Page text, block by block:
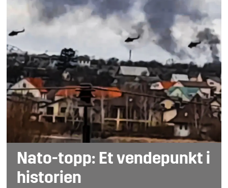
Nato-topp: Et vendepunkt i
historien